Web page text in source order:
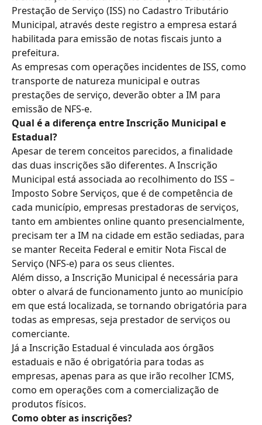
Prestação de Serviço (ISS) no Cadastro Tributário
Municipal, através deste registro a empresa estará
habilitada para emissão de notas fiscais junto a
prefeitura.
As empresas com operações incidentes de ISS, como
transporte de natureza municipal e outras
prestações de serviço, deverão obter a IM para
emissão de NFS-e.
Qual é a diferença entre Inscrição Municipal e
Estadual?
Apesar de terem conceitos parecidos, a finalidade
das duas inscrições são diferentes. A Inscrição
Municipal está associada ao recolhimento do ISS –
Imposto Sobre Serviços, que é de competência de
cada município, empresas prestadoras de serviços,
tanto em ambientes online quanto presencialmente,
precisam ter a IM na cidade em estão sediadas, para
se manter Receita Federal e emitir Nota Fiscal de
Serviço (NFS-e) para os seus clientes.
Além disso, a Inscrição Municipal é necessária para
obter o alvará de funcionamento junto ao município
em que está localizada, se tornando obrigatória para
todas as empresas, seja prestador de serviços ou
comerciante.
Já a Inscrição Estadual é vinculada aos órgãos
estaduais e não é obrigatória para todas as
empresas, apenas para as que irão recolher ICMS,
como em operações com a comercialização de
produtos físicos.
Como obter as inscrições?